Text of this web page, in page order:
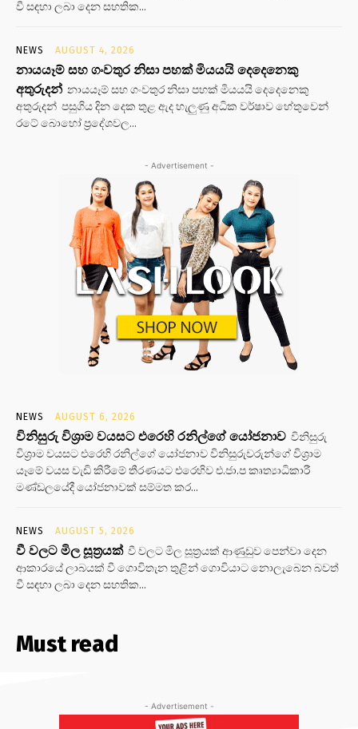
වී සඳහා ලබා දෙන සහතික...
NEWS AUGUST 4, 2026
නායයෑම් සහ ගංවතුර නිසා පහක් මියයයි දෙදෙනෙකු
අතුරුදන් නායයෑම් සහ ගංවතුර නිසා පහක් මියයයි දෙදෙනෙකු
අතුරුදන් පසුගිය දින දෙක තුළ ඇද හැලුණු අධික වර්ෂාව හේතුවෙන්
රටේ බොහෝ ප්‍රදේශවල...
- Advertisement -
NEWS AUGUST 6, 2026
විනිසුරු විශ්‍රාම වයසට එරෙහි රනිල්ගේ යෝජනාව විනිසුරු
විශ්‍රාම වයසට එරෙහි රනිල්ගේ යෝජනාව විනිසුරුවරුන්ගේ විශ්‍රාම
යෑමේ වයස වැඩි කිරීමේ තීරණයට එරෙහිව එ.ජා.ප කෘත්‍යාධිකාරී
මණ්ඩලයේදී යෝජනාවක් සම්මත කර...
NEWS AUGUST 5, 2026
වී වලට මිල සූත්‍රයක් වී වලට මිල සූත්‍රයක් ආණුඩුව පෙන්වා දෙන
ආකාරයේ ලාබයක් වී ගොවිතැන තුළින් ගොවියාට නොලැබෙන බවත්
වී සඳහා ලබා දෙන සහතික...
Must read
- Advertisement -